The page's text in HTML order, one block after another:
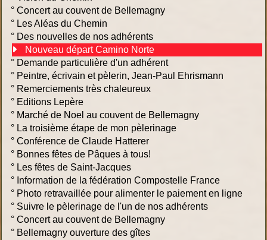
° Concert au couvent de Bellemagny
° Les Aléas du Chemin
° Des nouvelles de nos adhérents
Nouveau départ Camino Norte
° Demande particulière d'un adhérent
° Peintre, écrivain et pèlerin, Jean-Paul Ehrismann
° Remerciements très chaleureux
° Editions Lepère
° Marché de Noel au couvent de Bellemagny
° La troisième étape de mon pèlerinage
° Conférence de Claude Hatterer
° Bonnes fêtes de Pâques à tous!
° Les fêtes de Saint-Jacques
° Information de la fédération Compostelle France
° Photo retravaillée pour alimenter le paiement en ligne
° Suivre le pèlerinage de l'un de nos adhérents
° Concert au couvent de Bellemagny
° Bellemagny ouverture des gîtes